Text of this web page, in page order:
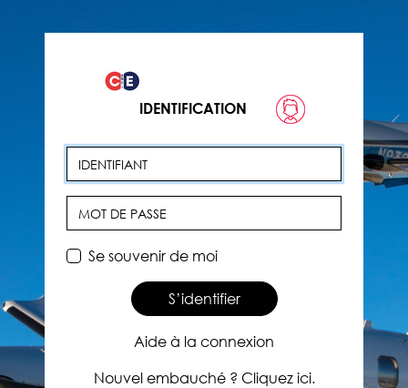
IDENTIFICATION
Identifiant
Se souvenir de moi
S’identifier
Aide à la connexion
Nouvel embauché ? Cliquez ici.